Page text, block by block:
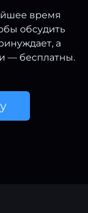
время
обсудить
а
— бесплатны.